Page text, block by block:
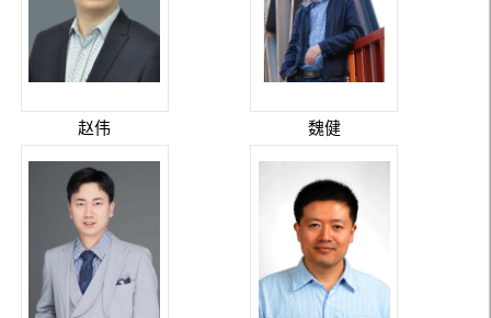
赵伟 魏健